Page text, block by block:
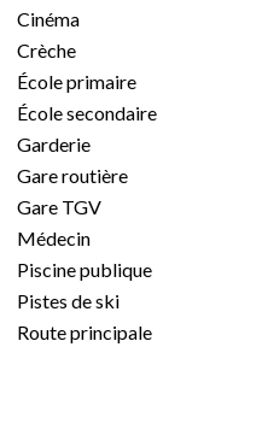
Cinéma
Crèche
École primaire
École secondaire
Garderie
Gare routière
Gare TGV
Médecin
Piscine publique
Pistes de ski
Route principale